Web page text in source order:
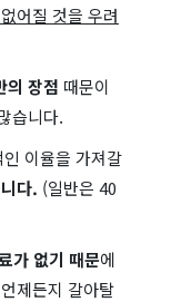
어질 것을 우려
의 장점 때문이
습니다.
이율을 가져갈
다. (일반은 40
가 없기 때문에
제든지 갈아탈